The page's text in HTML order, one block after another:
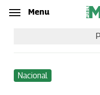
Skip
content
Menu
Nacional
Menu